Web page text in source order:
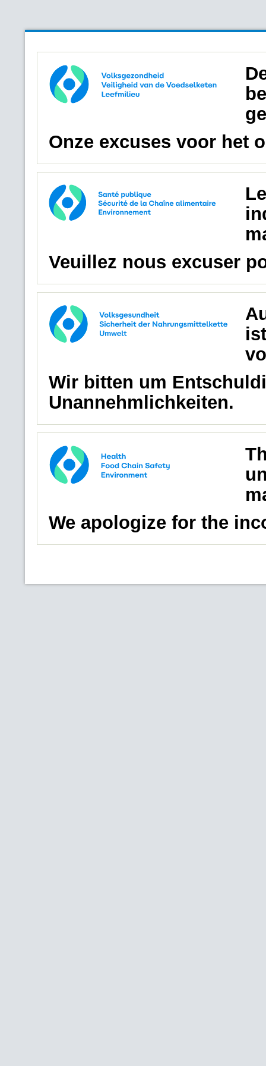
Onze excuses voor het
Veuillez nous excuser
Wir bitten um
Unannehmlichkeiten.
We apologize for the